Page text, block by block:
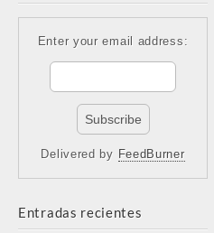
Enter your email address:
Delivered by FeedBurner
Entradas recientes